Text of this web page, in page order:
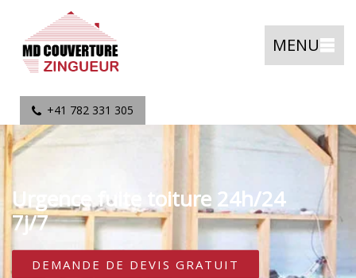
MENU
+41 782 331 305
Urgence fuite toiture 24h/24
7j/7
DEMANDE DE DEVIS GRATUIT